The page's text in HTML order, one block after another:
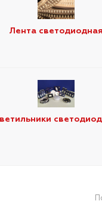
Лента светодиодная